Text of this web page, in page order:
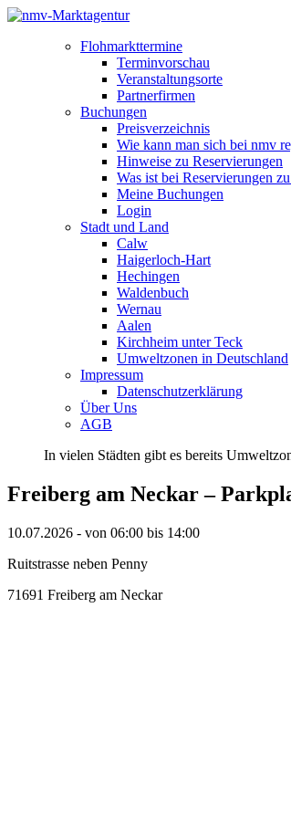
Flohmarkttermine
Terminvorschau
Veranstaltungsorte
Partnerfirmen
Buchungen
Preisverzeichnis
Wie kann man sich bei nmv
Hinweise zu Reservierungen
Was ist bei Reservierungen
Meine Buchungen
Login
Stadt und Land
Calw
Haigerloch-Hart
Hechingen
Waldenbuch
Wernau
Aalen
Kirchheim unter Teck
Umweltzonen in Deutschland
Impressum
Datenschutzerklärung
Über Uns
AGB
In vielen Städten gibt es bereits
Freiberg am Neckar –
10.07.2026 - von 06:00 bis 14:00
Ruitstrasse neben Penny
71691 Freiberg am Neckar